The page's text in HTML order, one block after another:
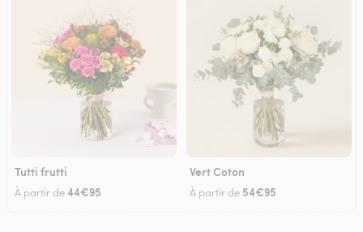
Tutti frutti
À partir de44€95
Vert Coton
À partir de 54€95